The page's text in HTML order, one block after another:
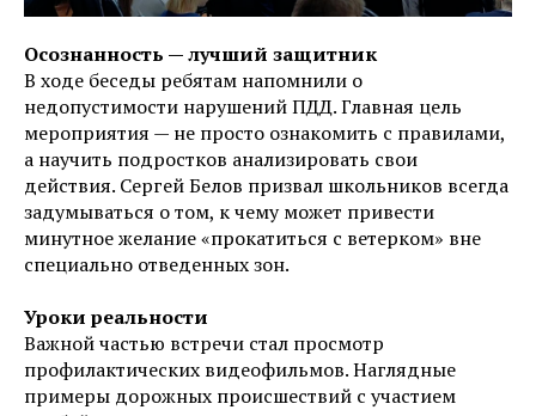
Осознанность — лучший защитник
В ходе беседы ребятам напомнили о
недопустимости нарушений ПДД. Главная цель
мероприятия — не просто ознакомить с правилами,
а научить подростков анализировать свои
действия. Сергей Белов призвал школьников всегда
задумываться о том, к чему может привести
минутное желание «прокатиться с ветерком» вне
специально отведенных зон.
Уроки реальности
Важной частью встречи стал просмотр
профилактических видеофильмов. Наглядные
примеры дорожных происшествий с участием